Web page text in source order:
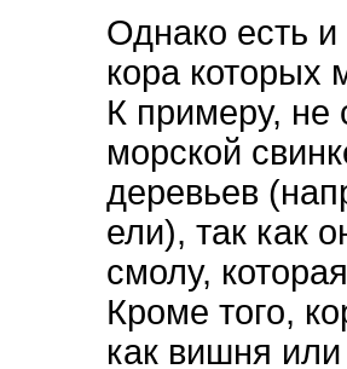
Однако есть
кора которых
К примеру, не
морской
деревьев
ели), так как
смолу,
Кроме того,
как вишня